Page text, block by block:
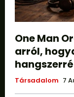
One Man
arról,
hangszerré
Társadalom 7